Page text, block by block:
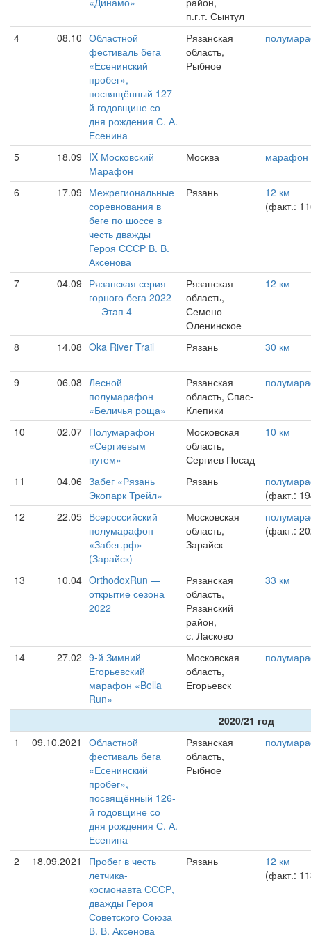
п.г.т. Сынтул
4
08.10 Областной
фестиваль бега
«Есенинский
пробег»,
посвящённый 127-
й годовщине со
дня рождения С. А.
Есенина
Рязанская
область,
Рыбное
5 18.09 IX Московский
Марафон
Москва марафон
6 17.09 Межрегиональные
соревнования в
беге по шоссе в
честь дважды
Героя СССР В. В.
Аксенова
Рязань
12 км
(факт.:
7 04.09 Рязанская серия
горного бега 2022
— Этап 4
Рязанская
область,
Семено-
Оленинское
12 км
8 14.08 Oka River Trail Рязань 30 км
9 06.08 Лесной
полумарафон
«Беличья роща»
Рязанская
область, Спас-
Клепики
10 02.07 Полумарафон
«Сергиевым
путем»
Московская
область,
Сергиев Посад
10 км
11 04.06 Забег «Рязань
Экопарк Трейл»
Рязань
(факт.:
12
22.05 Всероссийский
полумарафон
«Забег.рф»
(Зарайск)
Московская
область,
Зарайск
(факт.:
13 10.04 OrthodoxRun —
открытие сезона
2022
Рязанская
область,
Рязанский
район,
с. Ласково
33 км
14 27.02 9-й Зимний
Егорьевский
марафон «Bella
Run»
Московская
область,
Егорьевск
2020/21 год
1
09.10.2021
Областной
фестиваль бега
«Есенинский
пробег»,
посвящённый 126-
й годовщине со
дня рождения С. А.
Есенина
Рязанская
область,
Рыбное
2 18.09.2021
Пробег в честь
летчика-
космонавта СССР,
дважды Героя
Советского Союза
В. В. Аксенова
Рязань
12 км
(факт.: